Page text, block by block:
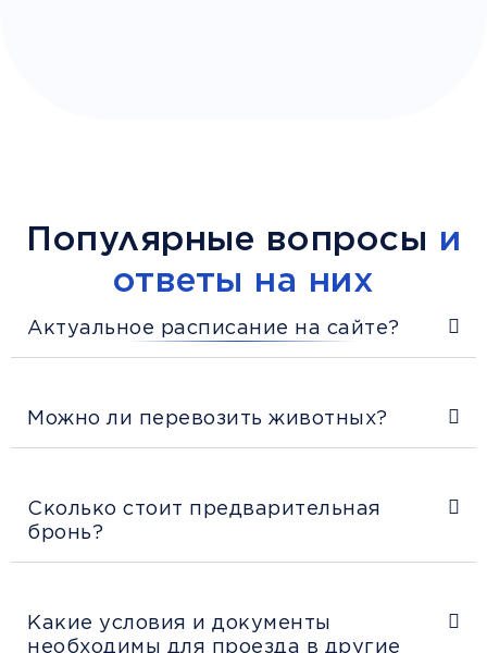
Популярные вопросы и
ответы на них
Актуальное расписание на сайте?
Можно ли перевозить животных?
Сколько стоит предварительная
бронь?
Какие условия и документы
необходимы для проезда в другие